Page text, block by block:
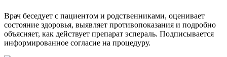
Врач беседует с пациентом и родственниками, оценивает
состояние здоровья, выявляет противопоказания и подробно
объясняет, как действует препарат эспераль. Подписывается
информированное согласие на процедуру.